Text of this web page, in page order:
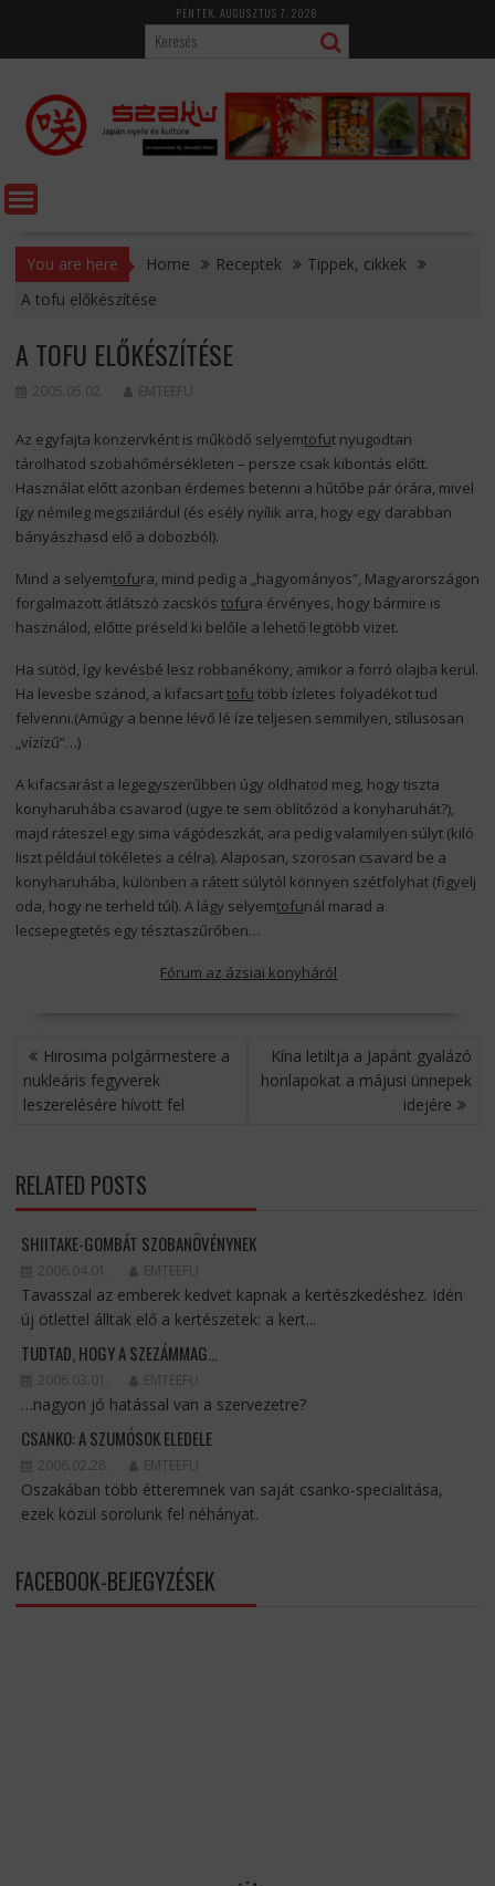
content
PÉNTEK, AUGUSZTUS 7, 2026
You are here Home Receptek
Tippek, cikkek
A tofu előkészítése
A TOFU ELŐKÉSZÍTÉSE
2005.05.02. EMTEEFU
Az egyfajta konzervként is működő selyemtofut nyugodtan
tárolhatod szobahőmérsékleten – persze csak kibontás előtt.
Használat előtt azonban érdemes betenni a hűtőbe pár órára, mivel
így némileg megszilárdul (és esély nyílik arra, hogy egy darabban
bányászhasd elő a dobozból).
Mind a selyemtofura, mind pedig a „hagyományos”, Magyarországon
forgalmazott átlátszó zacskós tofura érvényes, hogy bármire is
használod, előtte préseld ki belőle a lehető legtöbb vizet.
Ha sütöd, így kevésbé lesz robbanékony, amikor a forró olajba kerül.
Ha levesbe szánod, a kifacsarttofu több ízletes folyadékot tud
felvenni.(Amúgy a benne lévő lé íze teljesen semmilyen, stílusosan
„vízízű”…)
A kifacsarást a legegyszerűbben úgy oldhatod meg, hogy tiszta
konyharuhába csavarod (ugye te sem öblítőzöd a konyharuhát?),
majd ráteszel egy sima vágódeszkát, ara pedig valamilyen súlyt (kiló
liszt például tökéletes a célra). Alaposan, szorosan csavard be a
konyharuhába, különben a rátett súlytól könnyen szétfolyhat (figyelj
oda, hogy ne terheld túl). A lágy selyemtofunál marad a
lecsepegtetés egy tésztaszűrőben…
Fórum az ázsiai konyháról
BEJEGYZÉS
NAVIGÁCIÓ
Hirosima polgármestere a
nukleáris fegyverek
leszerelésére hívott fel
Kína letiltja a Japánt gyalázó
honlapokat a májusi ünnepek
idejére
RELATED POSTS
SHIITAKE-GOMBÁT SZOBANÖVÉNYNEK
2006.04.01. EMTEEFU
Tavasszal az emberek kedvet kapnak a kertészkedéshez. Idén
új ötlettel álltak elő a kertészetek: a kert...
TUDTAD, HOGY A SZEZÁMMAG…
2006.03.01. EMTEEFU
…nagyon jó hatással van a szervezetre?
CSANKO: A SZUMÓSOK ELEDELE
2006.02.28. EMTEEFU
Oszakában több étteremnek van saját csanko-specialitása,
ezek közül sorolunk fel néhányat.
FACEBOOK-BEJEGYZÉSEK